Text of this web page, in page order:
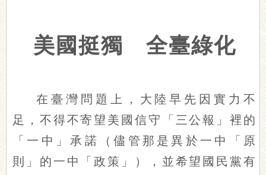
美國挺獨 全臺綠化
在臺灣問題上，大陸早先因實力不
足，不得不寄望美國信守「三公報」裡的
「一中」承諾（儘管那是異於一中「原
則」的一中「政策」），並希望國民黨有